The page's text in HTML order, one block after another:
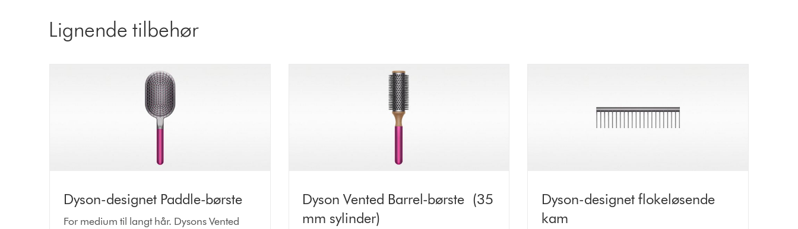
Lignende tilbehør
Dyson-designet Paddle-børste
For medium til langt hår. Dysons Vented
Dyson Vented Barrel-børste (35
mm sylinder)
Dyson-designet flokeløsende
kam